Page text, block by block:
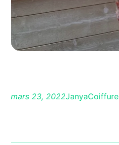
mars 23, 2022JanyaCoiffure